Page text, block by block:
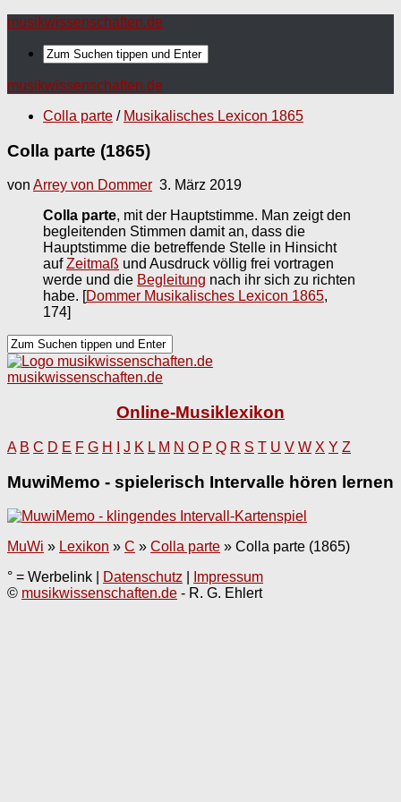
musikwissenschaften.de
musikwissenschaften.de
Colla parte / Musikalisches Lexicon 1865
Colla parte (1865)
von Arrey von Dommer 3. März 2019
Colla parte, mit der Hauptstimme. Man zeigt den
begleitenden Stimmen damit an, dass die
Hauptstimme die betreffende Stelle in Hinsicht
aufZeitmaß und Ausdruck völlig frei vortragen
werde und die Begleitung nach ihr sich zu richten
habe. [Dommer Musikalisches Lexicon 1865,
174]
musikwissenschaften.de
Online-Musiklexikon
A B C D E F G H J K L M N O P Q R S T U V W X Y Z
MuwiMemo - spielerisch Intervalle hören lernen
MuWi » Lexikon » C » Colla parte » Colla parte (1865)
° = Werbelink |
Datenschutz
Impressum
© musikwissenschaften.de - R. G. Ehlert